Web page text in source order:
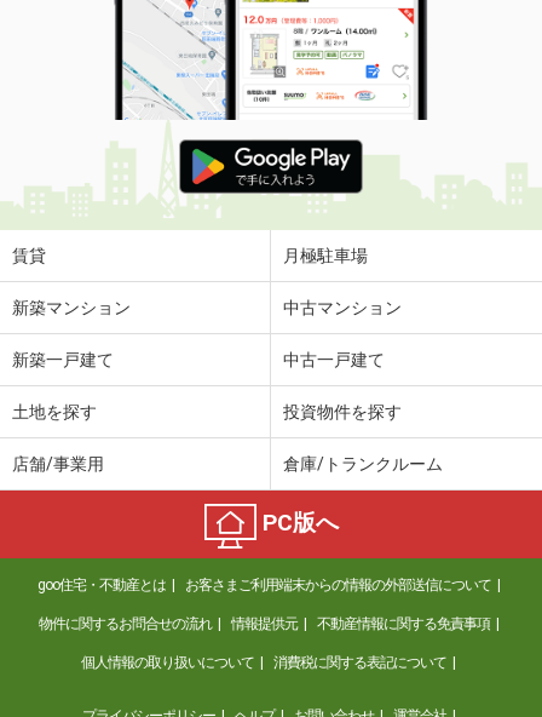
住 所
宮崎県宮崎市高岡町飯田 ３丁目
専有面積 50.03m²
間取り
1LDK
宮崎県宮崎市権現町
価 格
4.70万円
住 所
宮崎県宮崎市権現町
専有面積
宮崎県宮崎市清水１丁目
4.70万円
宮崎県宮崎市源藤町南田
4万円
住 所
宮崎県宮崎市源藤町南田
専有面積 20.28m²
間取り
1K
宮崎県宮崎市花ケ島町笹原
賃貸 月極駐車場
新築マンション 中古マンション
新築一戸建て 中古一戸建て
土地を探す 投資物件を探す
店舗/事業用 倉庫/トランクルーム
PC版へ
goo住宅・不動産とは お客さまご利用端末からの情報の外部送信について
物件に関するお問合せの流れ 情報提供元 不動産情報に関する免責事項
個人情報の取り扱いについて 消費税に関する表記について